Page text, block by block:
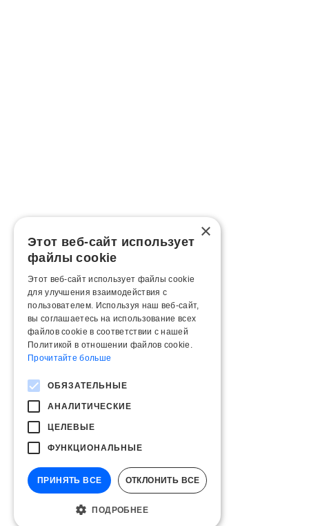
×
Этот веб-сайт использует
файлы cookie
Этот веб-сайт использует файлы cookie
для улучшения взаимодействия с
пользователем. Используя наш веб-сайт,
вы соглашаетесь на использование всех
файлов cookie в соответствии с нашей
Политикой в ​​отношении файлов cookie.
Прочитайте больше
ОБЯЗАТЕЛЬНЫЕ
АНАЛИТИЧЕСКИЕ
ЦЕЛЕВЫЕ
ФУНКЦИОНАЛЬНЫЕ
ПРИНЯТЬ ВСЕ ОТКЛОНИТЬ ВСЕ
ПОДРОБНЕЕ